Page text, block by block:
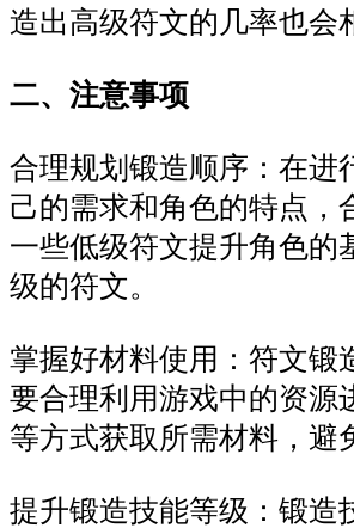
造出高级符文的几率也会
二、注意事项
合理规划锻造顺序：在进
己的需求和角色的特点，
一些低级符文提升角色的
级的符文。
掌握好材料使用：符文锻
要合理利用游戏中的资源
等方式获取所需材料，避
提升锻造技能等级：锻造